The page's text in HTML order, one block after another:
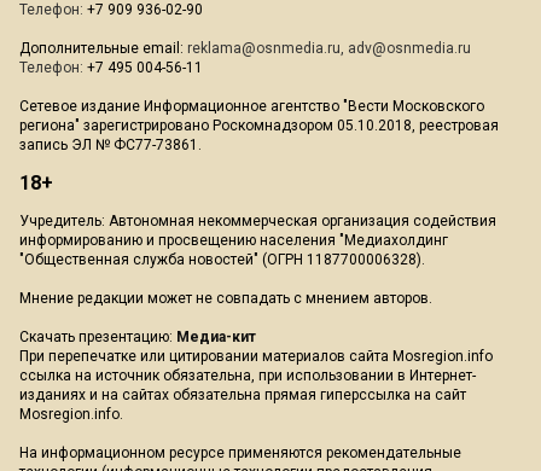
Телефон: +7 909 936-02-90
Дополнительные email: reklama@osnmedia.ru, adv@osnmedia.ru
Телефон: +7 495 004-56-11
Сетевое издание Информационное агентство "Вести Московского
региона" зарегистрировано Роскомнадзором 05.10.2018, реестровая
запись ЭЛ № ФС77-73861.
18+
Учредитель: Автономная некоммерческая организация содействия
информированию и просвещению населения "Медиахолдинг
"Общественная служба новостей" (ОГРН 1187700006328).
Мнение редакции может не совпадать с мнением авторов.
Скачать презентацию: Медиа-кит
При перепечатке или цитировании материалов сайта Mosregion.info
ссылка на источник обязательна, при использовании в Интернет-
изданиях и на сайтах обязательна прямая гиперссылка на сайт
Mosregion.info.
На информационном ресурсе применяются рекомендательные